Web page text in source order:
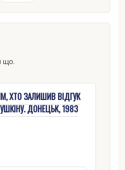
що.
ХТО ЗАЛИШИВ ВІДГУК
ДОНЕЦЬК, 1983